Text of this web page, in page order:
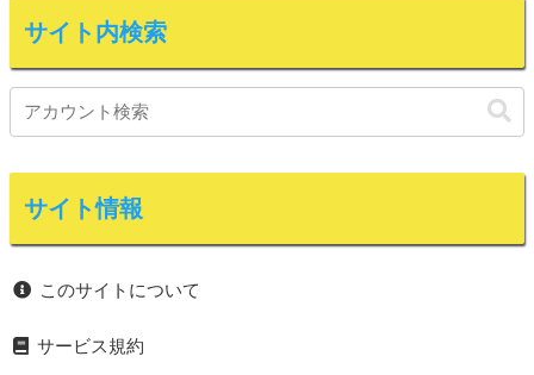
サイト内検索
サイト情報
このサイトについて
サービス規約